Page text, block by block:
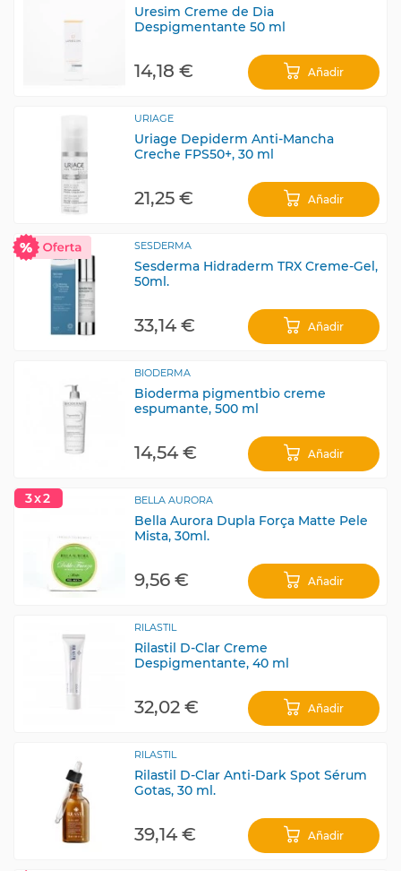
Uresim Creme de Dia
Despigmentante 50 ml
14,18 € Añadir
URIAGE
Uriage Depiderm Anti-Mancha
Creche FPS50+, 30 ml
21,25 € Añadir
SESDERMA
Sesderma Hidraderm TRX Creme-Gel,
50ml.
33,14 € Añadir
BIODERMA
Bioderma pigmentbio creme
espumante, 500 ml
14,54 € Añadir
3x2 BELLA AURORA
Bella Aurora Dupla Força Matte Pele
Mista, 30ml.
9,56 € Añadir
RILASTIL
Rilastil D-Clar Creme
Despigmentante, 40 ml
32,02 € Añadir
RILASTIL
Rilastil D-Clar Anti-Dark Spot Sérum
Gotas, 30 ml.
39,14 € Añadir